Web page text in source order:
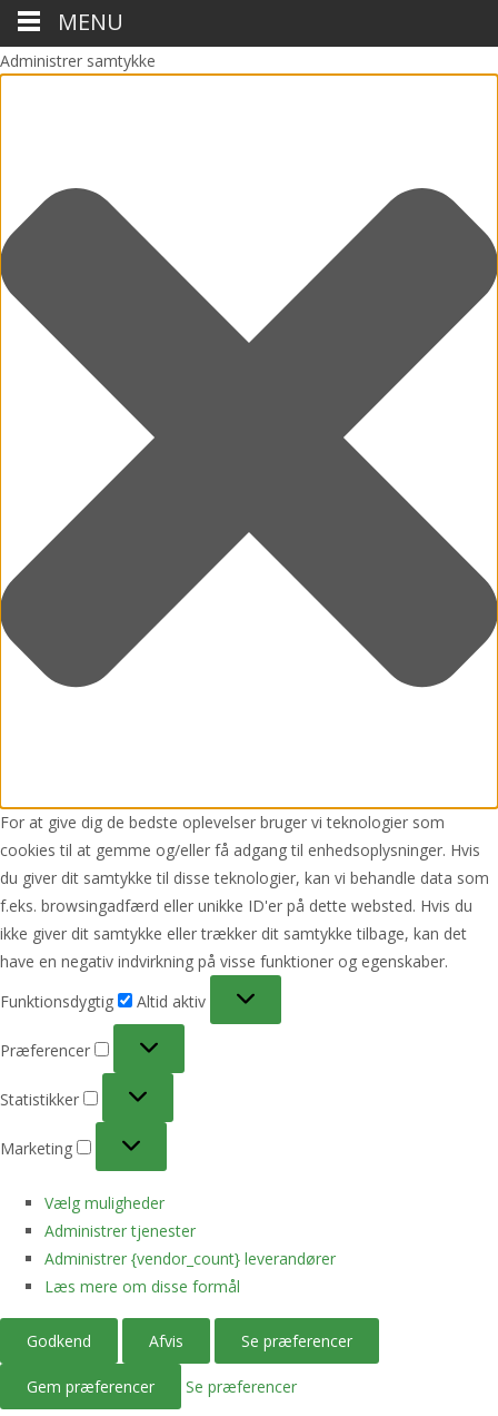
Administrer samtykke
For at give dig de bedste oplevelser bruger vi teknologier som
cookies til at gemme og/eller få adgang til enhedsoplysninger. Hvis
du giver dit samtykke til disse teknologier, kan vi behandle data som
f.eks. browsingadfærd eller unikke ID'er på dette websted. Hvis du
ikke giver dit samtykke eller trækker dit samtykke tilbage, kan det
have en negativ indvirkning på visse funktioner og egenskaber.
Funktionsdygtig
Altid aktiv
Præferencer
Statistikker
Marketing
Vælg muligheder
Administrer tjenester
Administrer {vendor_count} leverandører
Læs mere om disse formål
Godkend Afvis Se præferencer
Gem præferencer Se præferencer
MENU